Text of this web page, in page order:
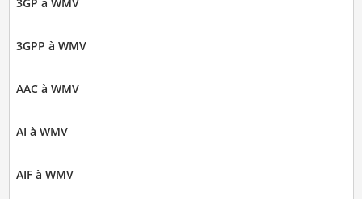
3GP à WMV
3GPP à WMV
AAC à WMV
AI à WMV
AIF à WMV